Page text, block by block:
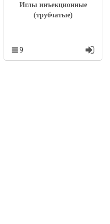
Иглы инъекционные
(трубчатые)
9